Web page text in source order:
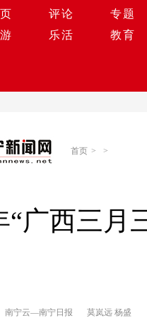
评论 专题
乐活 教育
首页 > >
“广西三月
南宁云—南宁日报 莫岚远 杨盛